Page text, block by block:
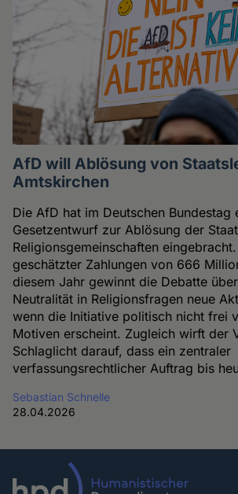
AfD will Ablösung von
Amtskirchen
Die AfD hat im Deutschen Bundestag
Gesetzentwurf zur Ablösung der
Religionsgemeinschaften
geschätzter Zahlungen von 666
diesem Jahr gewinnt die Debatte
Neutralität in Religionsfragen neue
wenn die Initiative politisch nicht frei
Motiven erscheint. Zugleich wirft der
Schlaglicht darauf, dass ein zentraler
verfassungsrechtlicher Auftrag bis
Sebastian Schnelle
28.04.2026